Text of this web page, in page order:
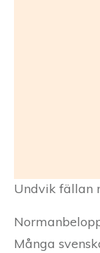
Undvik fällan
Många